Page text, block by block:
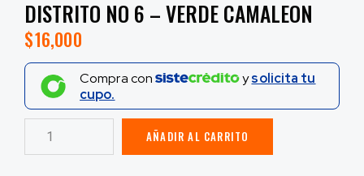
DISTRITO NO 6 – VERDE CAMALEON
$16,000
Compra con ysolicita tu
cupo.
AÑADIR AL CARRITO